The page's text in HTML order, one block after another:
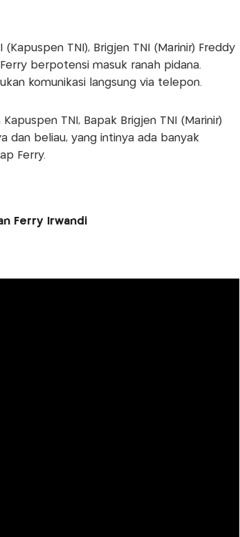
TNI), Brigjen TNI (Marinir) Freddy
berpotensi masuk ranah pidana.
komunikasi langsung via telepon.
TNI, Bapak Brigjen TNI (Marinir)
dan beliau, yang intinya ada banyak
Ferry.
Ferry Irwandi